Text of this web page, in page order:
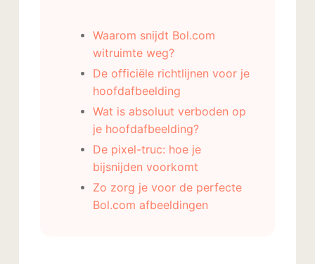
Waarom snijdt Bol.com
witruimte weg?
De officiële richtlijnen voor je
hoofdafbeelding
Wat is absoluut verboden op
je hoofdafbeelding?
De pixel-truc: hoe je
bijsnijden voorkomt
Zo zorg je voor de perfecte
Bol.com afbeeldingen